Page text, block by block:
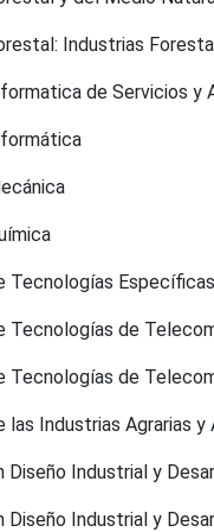
Industrias
de Servicios y
Tecnologías
Tecnologías de
Tecnologías de
las Industrias Agrarias y
Diseño Industrial y
Diseño Industrial y